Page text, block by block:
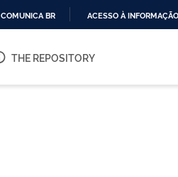
O
COMUNICA BR ACESSO À INFORMAÇÃO
THE REPOSITORY